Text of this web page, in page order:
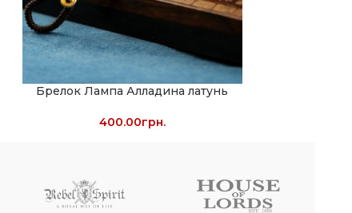
Брелок Лампа Алладина латунь
400.00грн.